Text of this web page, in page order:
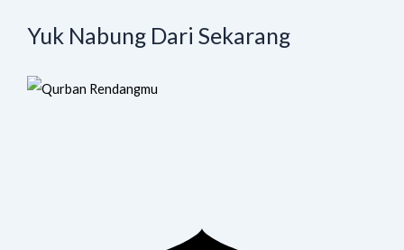
Yuk Nabung Dari Sekarang